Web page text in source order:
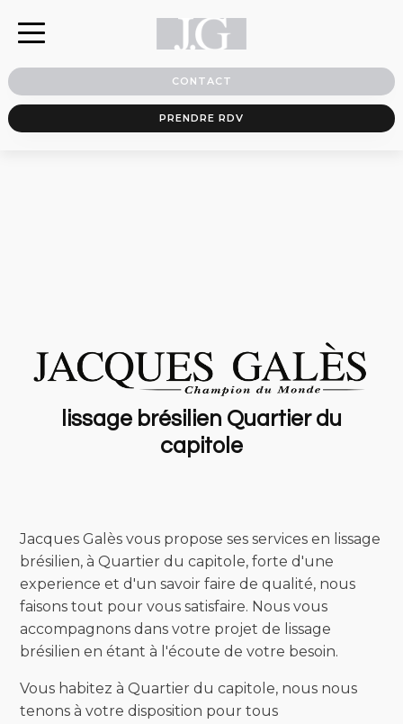
CONTACT
PRENDRE RDV
lissage brésilien Quartier du
capitole
Jacques Galès vous propose ses services en lissage
brésilien, à Quartier du capitole, forte d'une
experience et d'un savoir faire de qualité, nous
faisons tout pour vous satisfaire. Nous vous
accompagnons dans votre projet de lissage
brésilien en étant à l'écoute de votre besoin.
Vous habitez à Quartier du capitole, nous nous
tenons à votre disposition pour tous